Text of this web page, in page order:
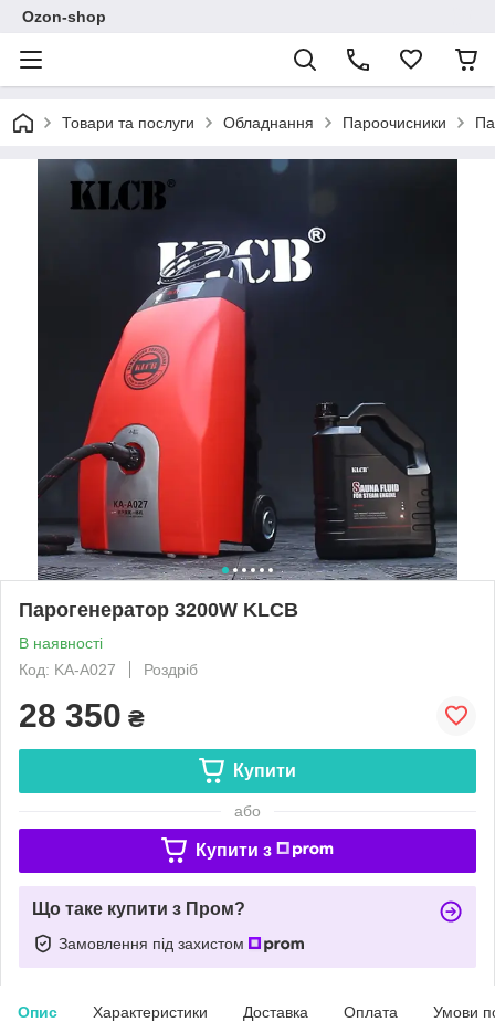
Ozon-shop
Товари та послуги Обладнання Пароочисники
Парогенератор 3200W KLCB
В наявності
Код: KA-A027
Роздріб
28 350 ₴
Купити
або
Купити з
Що таке купити з Пром?
Замовлення під захистом
Опис Характеристики Доставка Оплата Умови